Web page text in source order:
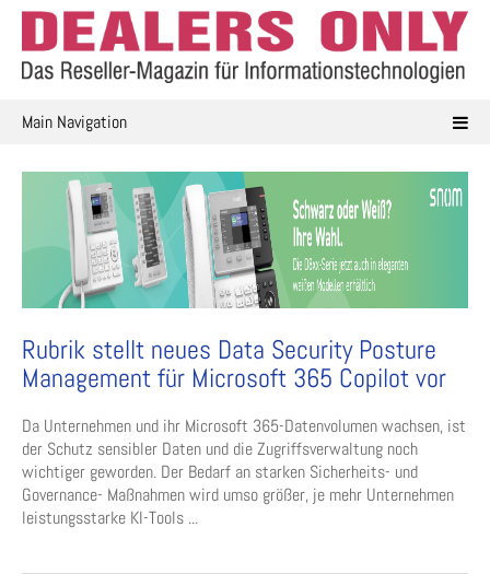
Skip
content
Main Navigation
Rubrik stellt neues Data Security Posture
Management für Microsoft 365 Copilot vor
Da Unternehmen und ihr Microsoft 365-Datenvolumen wachsen, ist
der Schutz sensibler Daten und die Zugriffsverwaltung noch
wichtiger geworden. Der Bedarf an starken Sicherheits- und
Governance- Maßnahmen wird umso größer, je mehr Unternehmen
leistungsstarke KI-Tools ...